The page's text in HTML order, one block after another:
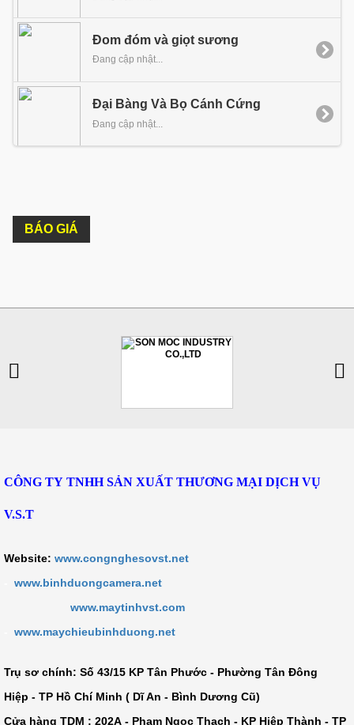
Đom đóm và giọt sương
Đang cập nhật...
Đại Bàng Và Bọ Cánh Cứng
Đang cập nhật...
BÁO GIÁ
CÔNG TY TNHH SẢN XUẤT THƯƠNG MẠI DỊCH VỤ
V.S.T
Website: www.congnghesovst.net
www.binhduongcamera.net
www.maytinhvst.com
www.maychieubinhduong.net
Trụ sơ chính: Số 43/15 KP Tân Phước - Phường Tân Đông
Hiệp - TP Hồ Chí Minh ( Dĩ An - Bình Dương Cũ)
Cửa hàng TDM : 202A - Phạm Ngọc Thạch - KP Hiệp Thành - TP